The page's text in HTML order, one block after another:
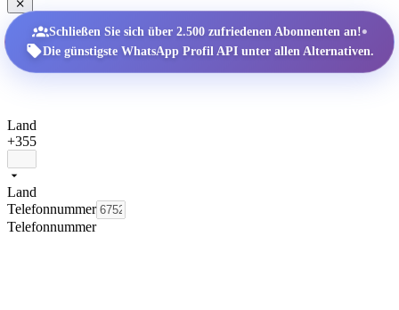
Schließen Sie sich über 2.500 zufriedenen Abonnenten an!•
Die günstigste WhatsApp Profil API unter allen Alternativen.
Land
+355
Land
Telefonnummer
Telefonnummer